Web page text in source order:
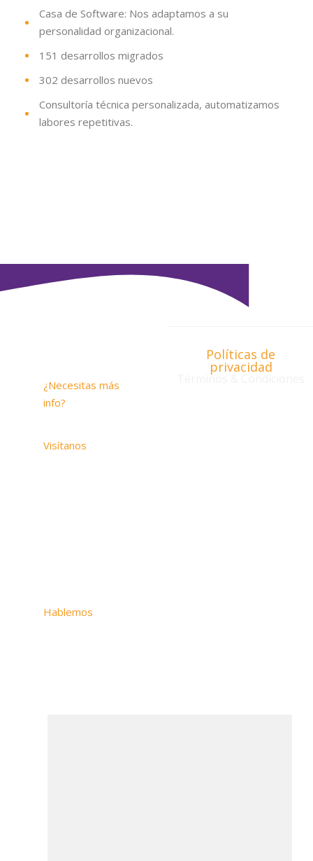
Casa de Software: Nos adaptamos a su
personalidad organizacional.
151 desarrollos migrados
302 desarrollos nuevos
Consultoría técnica personalizada, automatizamos
labores repetitivas.
¿Necesitas más
info?
Visítanos
Hablemos
Políticas de
privacidad
Términos & Condiciones